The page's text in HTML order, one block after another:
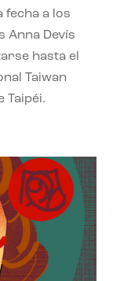
fecha a los
Anna Devís
hasta el
Taiwan
Taipéi.